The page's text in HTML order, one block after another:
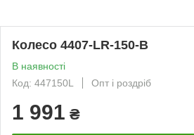
Колесо 4407-LR-150-B
В наявності
Код: 447150L
Опт і роздріб
1 991 ₴